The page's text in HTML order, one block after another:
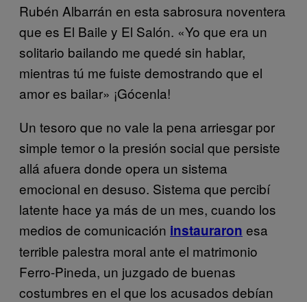
Rubén Albarrán en esta sabrosura noventera
que es El Baile y El Salón. «Yo que era un
solitario bailando me quedé sin hablar,
mientras tú me fuiste demostrando que el
amor es bailar» ¡Gócenla!
Un tesoro que no vale la pena arriesgar por
simple temor o la presión social que persiste
allá afuera donde opera un sistema
emocional en desuso. Sistema que percibí
latente hace ya más de un mes, cuando los
medios de comunicación instauraron esa
terrible palestra moral ante el matrimonio
Ferro-Pineda, un juzgado de buenas
costumbres en el que los acusados debían